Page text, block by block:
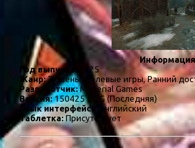
Информация
Год выпуска:
2025
Жанр:Экшены, Ролевые игры, Ранний
Разработчик:Misterial Games
Версия:150425 GOG (Последняя)
Язык интерфейса:
английский
Таблетка:Присутствует